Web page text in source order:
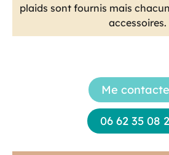
plaids sont fournis mais
accessoires.
Me
06 62 35 08